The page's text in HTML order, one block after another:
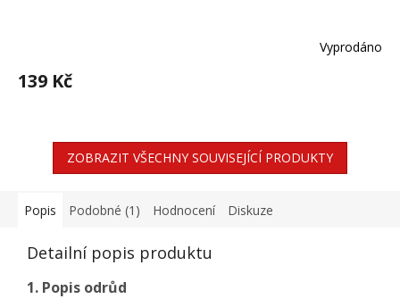
Vyprodáno
139 Kč
ZOBRAZIT VŠECHNY SOUVISEJÍCÍ PRODUKTY
Popis Podobné (1) Hodnocení Diskuze
Detailní popis produktu
1. Popis odrůd